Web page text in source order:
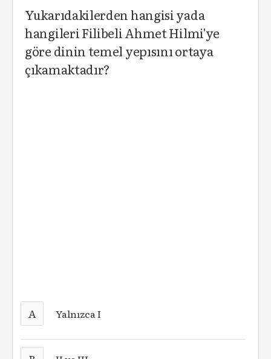
Yukarıdakilerden hangisi yada
hangileri Filibeli Ahmet Hilmi'ye
göre dinin temel yepısını ortaya
çıkamaktadır?
A Yalnızca I